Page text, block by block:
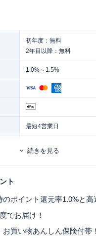
初年度：無料
2年目以降：無料
1.0%～1.5%
最短4営業日
家族カード
初回通行料お支払いの翌
ら差し引きます。
無料（発行手数料は1,100
続きを見る
ト
ポイント還元率1.0%と高
でお届け！
お買い物あんしん保険付帯！